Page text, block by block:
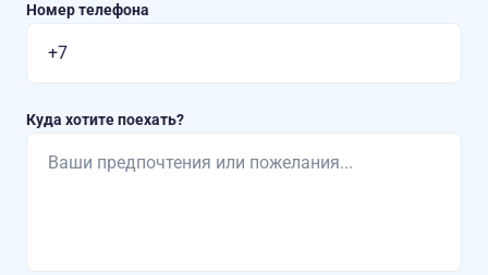
Номер телефона
Куда хотите поехать?